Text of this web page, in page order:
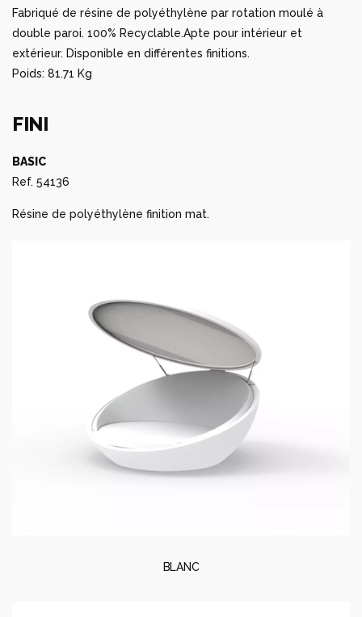
Fabriqué de résine de polyéthylène par rotation moulé à
double paroi. 100% Recyclable.Apte pour intérieur et
extérieur. Disponible en différentes finitions.
Poids: 81.71 Kg
FINI
BASIC
Ref. 54136
Résine de polyéthylène finition mat.
BLANC